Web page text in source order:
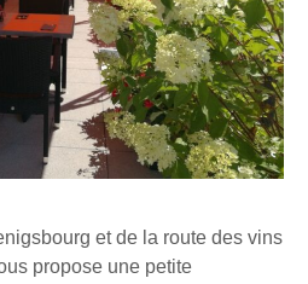
et de la route des vins
propose une petite